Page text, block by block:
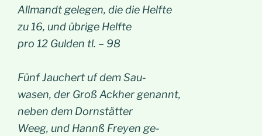
Allmandt gelegen, die die Helfte
zu 16, und übrige Helfte
pro 12 Gulden tl. – 98
Fünf Jauchert uf dem Sau-
wasen, der Groß Ackher genannt,
neben dem Dornstätter
Weeg, und Hannß Freyen ge-